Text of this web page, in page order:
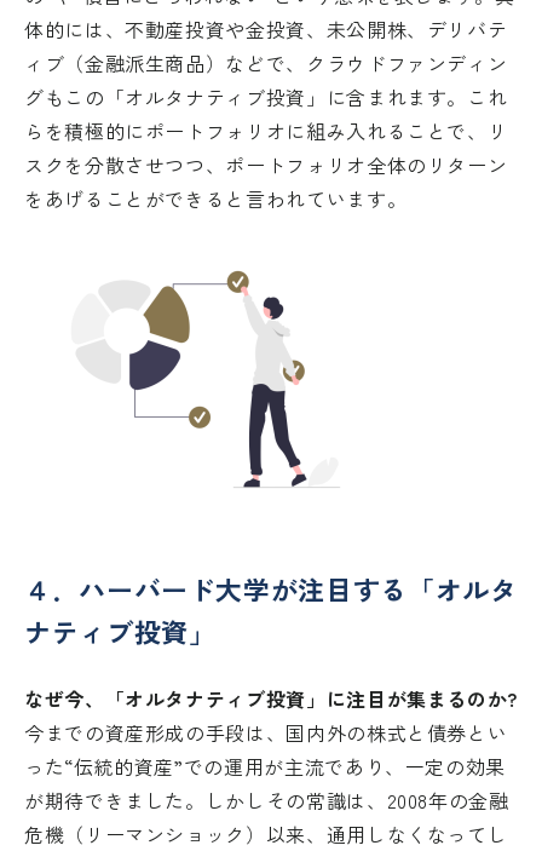
体的には、不動産投資や金投資、未公開株、デリバテ
ィブ（金融派生商品）などで、クラウドファンディン
グもこの「オルタナティブ投資」に含まれます。これ
らを積極的にポートフォリオに組み入れることで、リ
スクを分散させつつ、ポートフォリオ全体のリターン
をあげることができると言われています。
４．ハーバード大学が注目する「オルタ
ナティブ投資」
なぜ今、「オルタナティブ投資」に注目が集まるのか?
今までの資産形成の手段は、国内外の株式と債券とい
った“伝統的資産”での運用が主流であり、一定の効果
が期待できました。しかしその常識は、2008年の金融
危機（リーマンショック）以来、通用しなくなってし